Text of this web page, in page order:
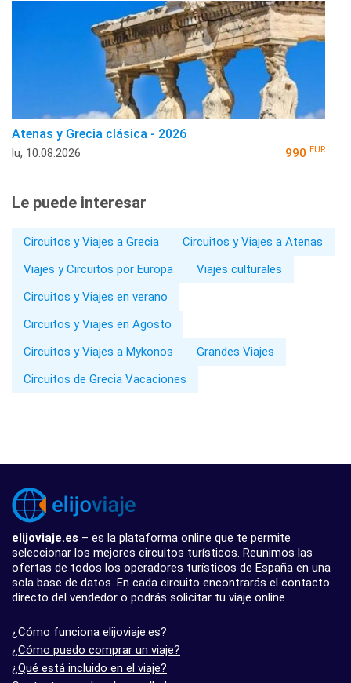
Atenas y Grecia clásica - 2026
lu, 10.08.2026 990 EUR
Le puede interesar
Circuitos y Viajes a Grecia
Circuitos y Viajes a Atenas
Viajes y Circuitos por Europa
Viajes culturales
Circuitos y Viajes en verano
Circuitos y Viajes en Agosto
Circuitos y Viajes a Mykonos
Grandes Viajes
Circuitos de Grecia Vacaciones
elijoviaje.es – es la plataforma online que te permite
seleccionar los mejores circuitos turísticos. Reunimos las
ofertas de todos los operadores turísticos de España en una
sola base de datos. En cada circuito encontrarás el contacto
directo del vendedor o podrás solicitar tu viaje online.
¿Cómo funciona elijoviaje.es?
¿Cómo puedo comprar un viaje?
¿Qué está incluido en el viaje?